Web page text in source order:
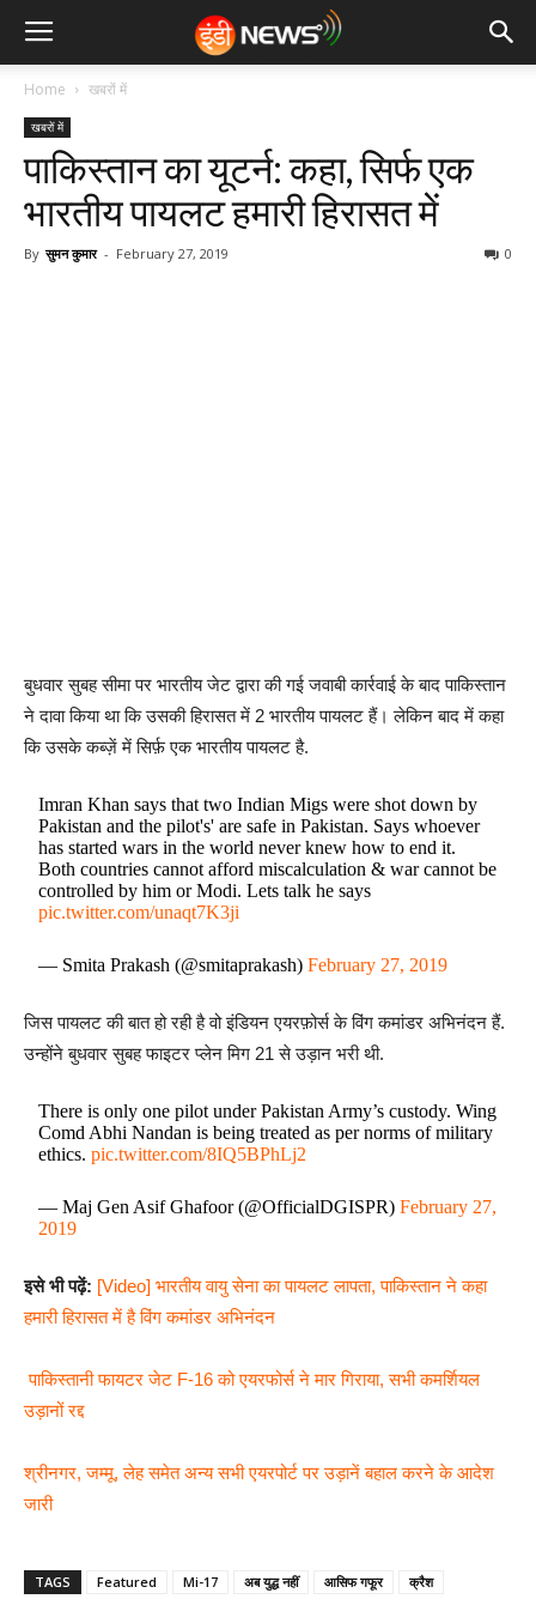
Home खबरों में
खबरों में
पाकिस्तान का यूटर्न: कहा, सिर्फ एक
भारतीय पायलट हमारी हिरासत में
By सुमन कुमार - February 27, 2019 0
बुधवार सुबह सीमा पर भारतीय जेट द्वारा की गई जवाबी कार्रवाई के बाद पाकिस्तान
ने दावा किया था कि उसकी हिरासत में 2 भारतीय पायलट हैं। लेकिन बाद में कहा
कि उसके कब्ज़ें में सिर्फ़ एक भारतीय पायलट है.
Imran Khan says that two Indian Migs were shot down by
Pakistan and the pilot's' are safe in Pakistan. Says whoever
has started wars in the world never knew how to end it.
Both countries cannot afford miscalculation & war cannot be
controlled by him or Modi. Lets talk he says
pic.twitter.com/unaqt7K3ji
— Smita Prakash (@smitaprakash)February 27, 2019
जिस पायलट की बात हो रही है वो इंडियन एयरफ़ोर्स के विंग कमांडर अभिनंदन हैं.
उन्होंने बुधवार सुबह फाइटर प्लेन मिग 21 से उड़ान भरी थी.
There is only one pilot under Pakistan Army’s custody. Wing
Comd Abhi Nandan is being treated as per norms of military
ethics.pic.twitter.com/8IQ5BPhLj2
— Maj Gen Asif Ghafoor (@OfficialDGISPR)February 27,
2019
इसे भी पढ़ें: [Video] भारतीय वायु सेना का पायलट लापता, पाकिस्तान ने कहा
हमारी हिरासत में है विंग कमांडर अभिनंदन
पाकिस्तानी फायटर जेट F-16 को एयरफोर्स ने मार गिराया, सभी कमर्शियल
उड़ानों रद्द
श्रीनगर, जम्मू, लेह समेत अन्य सभी एयरपोर्ट पर उड़ानें बहाल करने के आदेश
जारी
TAGS Featured Mi-17 अब युद्ध नहीं आसिफ गफूर
क्रैश